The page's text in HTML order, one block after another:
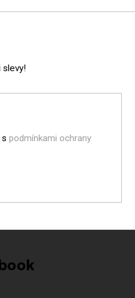
d
í
r
k
p
s
v
slevy!
podmínkami ochrany